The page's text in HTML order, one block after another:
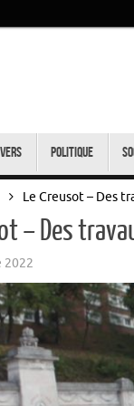
Politique
Le Creusot – Des
– Des
2022